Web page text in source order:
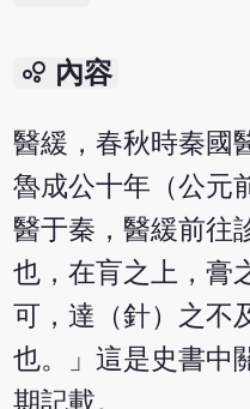
bubble_chart 內容
醫緩，春秋時秦國
魯成公十年（公元
醫于秦，醫緩前往
也，在肓之上，膏
可，達（針）之不
也。」這是史書中
期記載。